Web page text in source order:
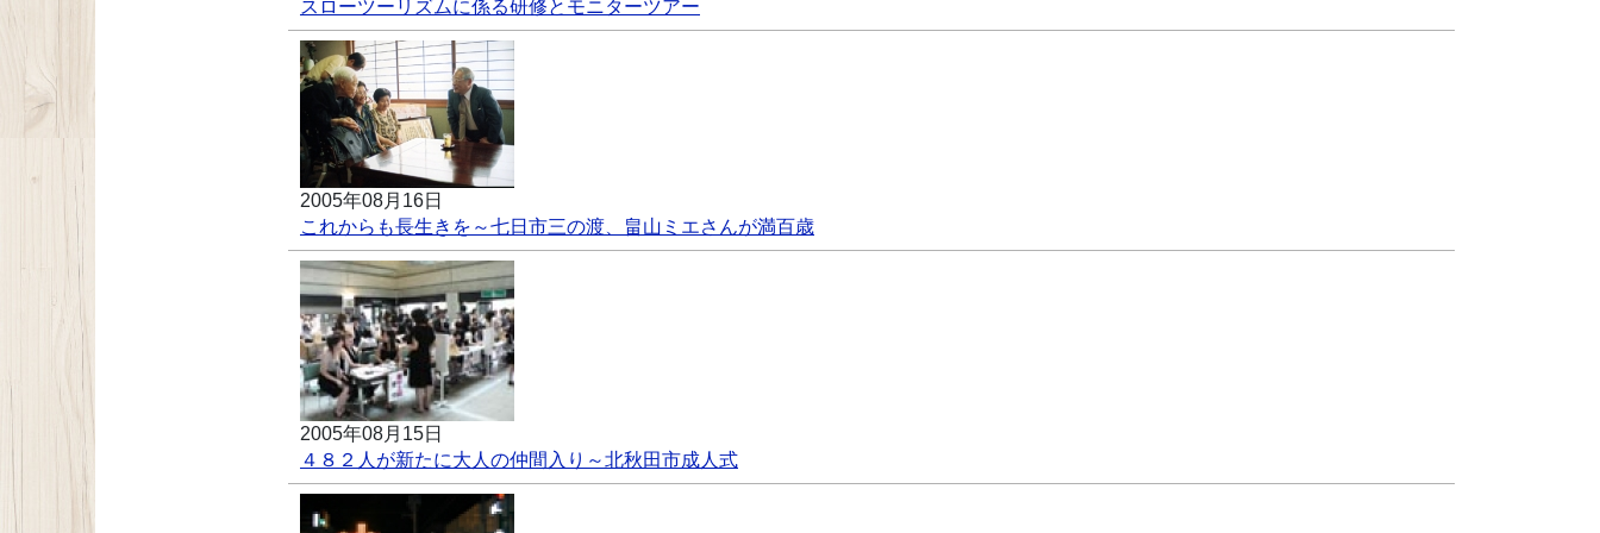
スローツーリズムに係る研修とモニターツアー
2005年08月16日
これからも長生きを～七日市三の渡、畠山ミエさんが満百歳
2005年08月15日
４８２人が新たに大人の仲間入り～北秋田市成人式